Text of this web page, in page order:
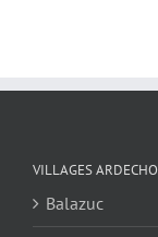
VILLAGES
Balazuc